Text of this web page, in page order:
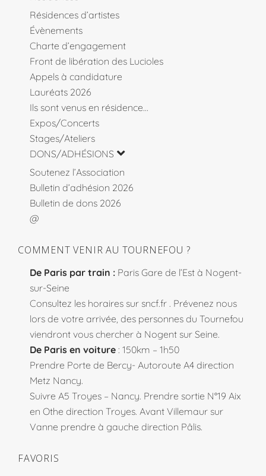
Résidences d’artistes
Évènements
Charte d’engagement
Front de libération des Lucioles
Appels à candidature
Lauréats 2026
Ils sont venus en résidence…
Expos/Concerts
Stages/Ateliers
DONS/ADHÉSIONS
Soutenez l’Association
Bulletin d’adhésion 2026
Bulletin de dons 2026
@
COMMENT VENIR AU TOURNEFOU ?
De Paris par train : Paris Gare de l’Est à Nogent-
sur-Seine
Consultez les horaires sur sncf.fr . Prévenez nous
lors de votre arrivée, des personnes du Tournefou
viendront vous chercher à Nogent sur Seine.
De Paris en voiture : 150km – 1h50
Prendre Porte de Bercy- Autoroute A4 direction
Metz Nancy.
Suivre A5 Troyes – Nancy. Prendre sortie N°19 Aix
en Othe direction Troyes. Avant Villemaur sur
Vanne prendre à gauche direction Pâlis.
FAVORIS